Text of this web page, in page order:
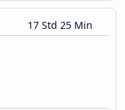
17 Std 25 Min